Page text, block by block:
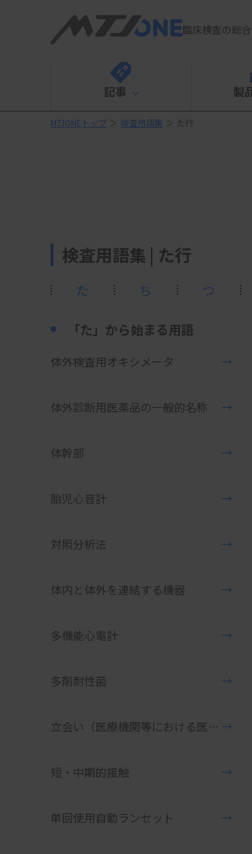
臨床検査の総
記事 製
MTJONEトップ ＞ 検査用語集 ＞ た行
検査用語集 | た行
た ち つ
「た」から始まる用語
体外検査用オキシメータ →
体外診断用医薬品の一般的名称 →
体幹部 →
胎児心音計 →
対照分析法 →
体内と体外を連結する機器 →
多機能心電計 →
多剤耐性菌 →
立会い（医療機関等における医療機器の立会い） →
短・中期的接触 →
単回使用自動ランセット →